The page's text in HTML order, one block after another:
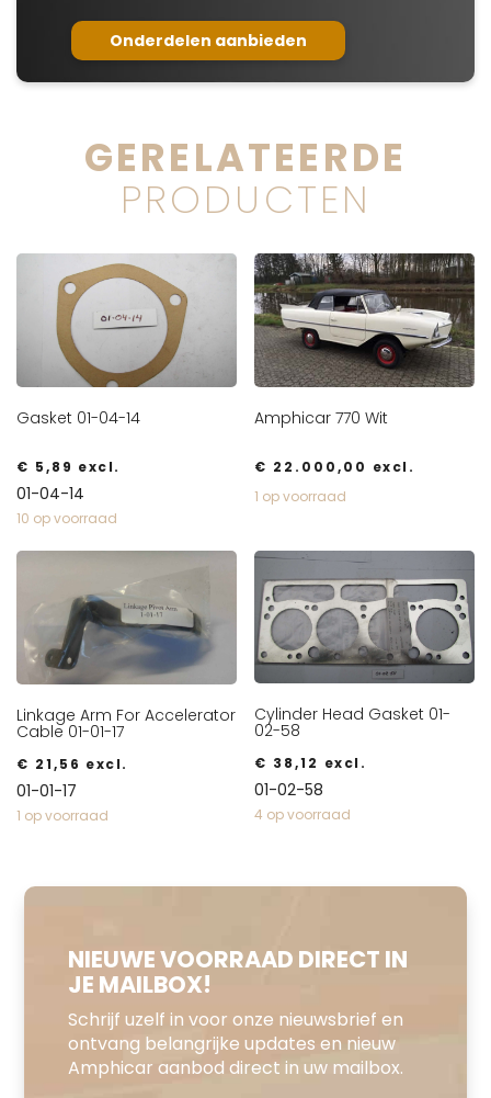
Onderdelen aanbieden
GERELATEERDE
PRODUCTEN
Gasket 01-04-14
€ 5,89 excl.
01-04-14
10 op voorraad
Amphicar 770 Wit
€ 22.000,00 excl.
1 op voorraad
Linkage Arm For Accelerator
Cable 01-01-17
€ 21,56 excl.
01-01-17
1 op voorraad
Cylinder Head Gasket 01-
02-58
€ 38,12 excl.
01-02-58
4 op voorraad
NIEUWE VOORRAAD DIRECT IN
JE MAILBOX!
Schrijf uzelf in voor onze nieuwsbrief en
ontvang belangrijke updates en nieuw
Amphicar aanbod direct in uw mailbox.